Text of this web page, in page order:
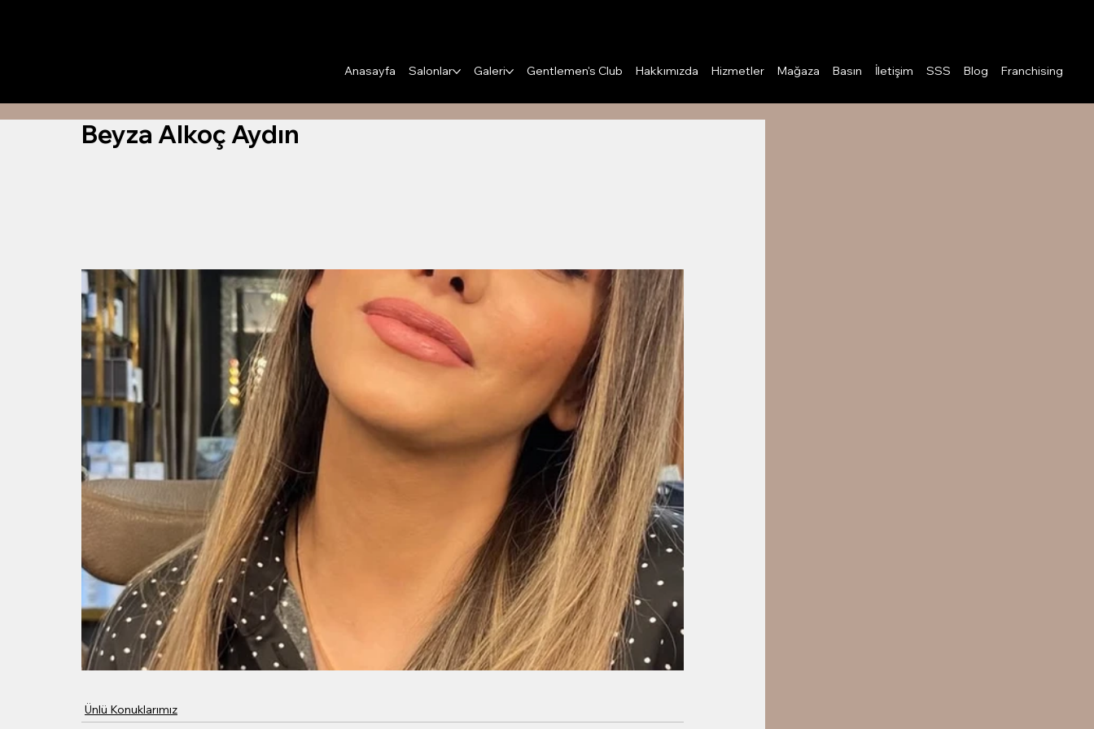
Anasayfa Salonlar Galeri Gentlemen's Club Hakkımızda Hizmetler Mağaza Basın İletişim SSS Blog Franchising
Beyza Alkoç Aydın
Ünlü Konuklarımız